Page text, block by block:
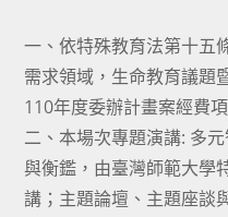
一、依特殊教育法第十五
需求領域，生命教育議題
110年度委辦計畫案經費
二、本場次專題演講: 多
與衡鑑，由臺灣師範大學
講；主題論壇、主題座談